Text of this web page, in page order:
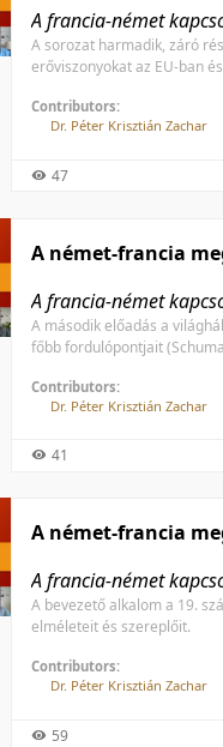
A francia-német
A sorozat harmadik, záró
erőviszonyokat az EU-ban
Contributors:
Dr. Péter Krisztián Zachar
47
A német-francia
A francia-német
A második előadás a
főbb fordulópontjait
Contributors:
Dr. Péter Krisztián Zachar
41
A német-francia
A francia-német
A bevezető alkalom a 19.
elméleteit és szereplőit.
Contributors:
Dr. Péter Krisztián Zachar
59